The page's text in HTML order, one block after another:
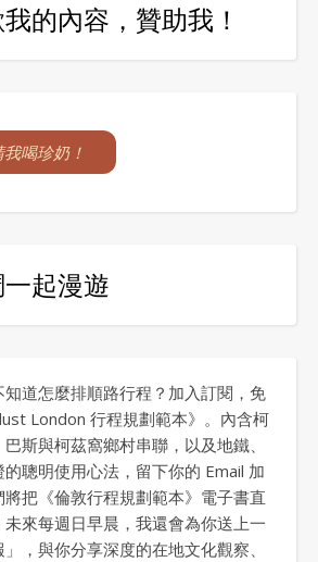
的內容，贊助我！
喝珍奶！
起漫遊
道怎麼排順路行程？加入訂閱，免
London 行程規劃範本》。內含柯
斯與柯茲窩鄉村串聯，以及地鐵、
聰明使用心法，留下你的 Email 加
將把《倫敦行程規劃範本》電子書直
來每週日早晨，我還會為你送上一
，與你分享深度的在地文化觀察、